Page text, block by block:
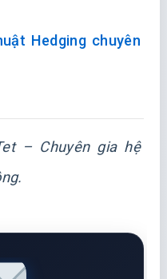
Hedging chuyên
– Chuyên gia hệ